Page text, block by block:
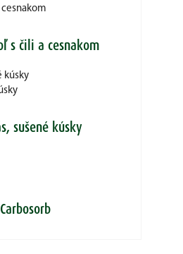
s čili a cesnakom
sušené kúsky
Carbosorb